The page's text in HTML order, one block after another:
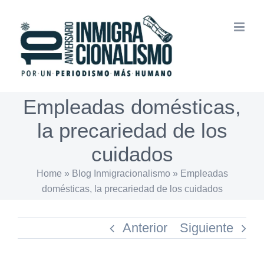
contenido
Empleadas domésticas,
la precariedad de los
cuidados
Home » Blog Inmigracionalismo» Empleadas
domésticas, la precariedad de los cuidados
Anterior Siguiente